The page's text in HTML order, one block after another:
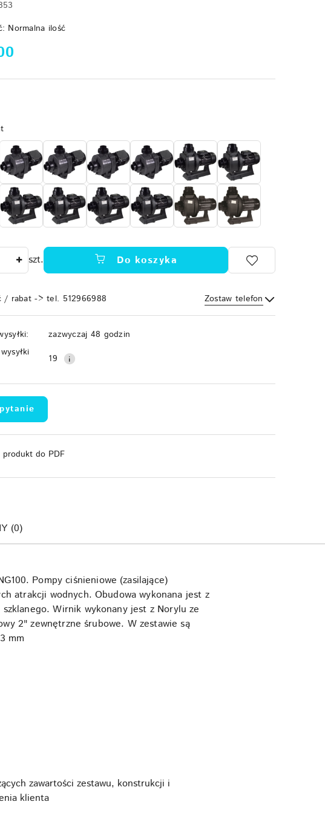
Normalna ilość
szt. Do koszyka
/ rabat -> tel. 512966988 Zostaw telefon
Wyślij
zazwyczaj 48 godzin
19
produkt do PDF
(0)
Pompy ciśnieniowe (zasilające)
atrakcji wodnych. Obudowa wykonana jest z
Wirnik wykonany jest z Norylu ze
2" zewnętrzne śrubowe. W zestawie są
mm
zawartości zestawu, konstrukcji i
klienta